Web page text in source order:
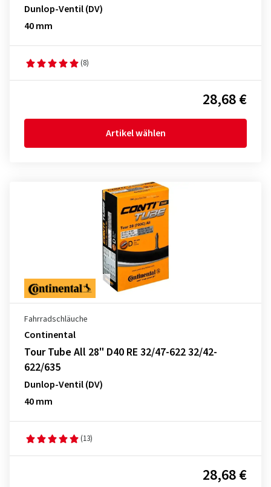
Dunlop-Ventil (DV)
40 mm
(8)
28,68 €
Artikel wählen
Fahrradschläuche
Continental
Tour Tube All 28" D40 RE 32/47-622 32/42-
622/635
Dunlop-Ventil (DV)
40 mm
(13)
28,68 €